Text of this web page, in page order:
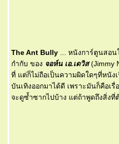
The Ant Bully ... หนังการ์ตูนสอน
กำกับ ของ จอห์น เอ.เดวิส(Jimmy
ที่ แต่ก็ไม่ถือเป็นความผิดใดๆที่หนัง
บันเทิงออกมาได้ดี เพราะมันก็คือเ
จะดูซ้ำซากไปบ้าง แต่ถ้าพูดถึงสิ่งที่